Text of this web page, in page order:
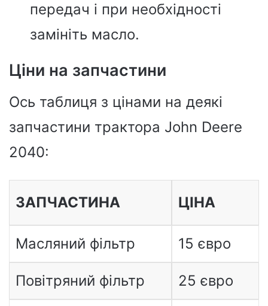
передач і при необхідності
замініть масло.
Ціни на запчастини
Ось таблиця з цінами на деякі
запчастини трактора John Deere
2040:
ЗАПЧАСТИНА ЦІНА
Масляний фільтр 15 євро
Повітряний фільтр 25 євро